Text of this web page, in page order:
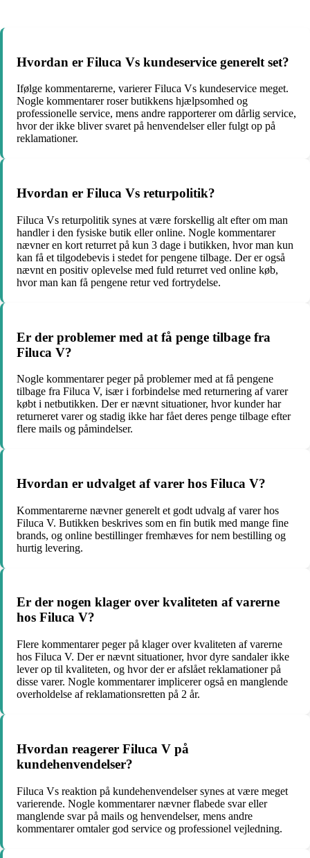
Hvordan er Filuca Vs kundeservice generelt set?
Ifølge kommentarerne, varierer Filuca Vs kundeservice meget.
Nogle kommentarer roser butikkens hjælpsomhed og
professionelle service, mens andre rapporterer om dårlig service,
hvor der ikke bliver svaret på henvendelser eller fulgt op på
reklamationer.
Hvordan er Filuca Vs returpolitik?
Filuca Vs returpolitik synes at være forskellig alt efter om man
handler i den fysiske butik eller online. Nogle kommentarer
nævner en kort returret på kun 3 dage i butikken, hvor man kun
kan få et tilgodebevis i stedet for pengene tilbage. Der er også
nævnt en positiv oplevelse med fuld returret ved online køb,
hvor man kan få pengene retur ved fortrydelse.
Er der problemer med at få penge tilbage fra
Filuca V?
Nogle kommentarer peger på problemer med at få pengene
tilbage fra Filuca V, især i forbindelse med returnering af varer
købt i netbutikken. Der er nævnt situationer, hvor kunder har
returneret varer og stadig ikke har fået deres penge tilbage efter
flere mails og påmindelser.
Hvordan er udvalget af varer hos Filuca V?
Kommentarerne nævner generelt et godt udvalg af varer hos
Filuca V. Butikken beskrives som en fin butik med mange fine
brands, og online bestillinger fremhæves for nem bestilling og
hurtig levering.
Er der nogen klager over kvaliteten af varerne
hos Filuca V?
Flere kommentarer peger på klager over kvaliteten af varerne
hos Filuca V. Der er nævnt situationer, hvor dyre sandaler ikke
lever op til kvaliteten, og hvor der er afslået reklamationer på
disse varer. Nogle kommentarer implicerer også en manglende
overholdelse af reklamationsretten på 2 år.
Hvordan reagerer Filuca V på
kundehenvendelser?
Filuca Vs reaktion på kundehenvendelser synes at være meget
varierende. Nogle kommentarer nævner flabede svar eller
manglende svar på mails og henvendelser, mens andre
kommentarer omtaler god service og professionel vejledning.